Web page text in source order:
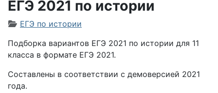
ЕГЭ 2021 по истории
Информация о материале
ЕГЭ по истории
Подборка вариантов ЕГЭ 2021 по истории для 11
класса в формате ЕГЭ 2021.
Составлены в соответствии с демоверсией 2021
года.